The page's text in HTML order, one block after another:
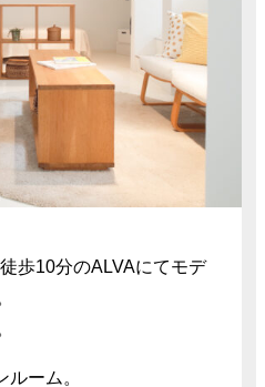
歩10分のALVAにてモデ
ルーム。